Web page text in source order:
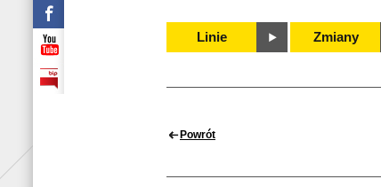
Linie Zmiany
Powrót